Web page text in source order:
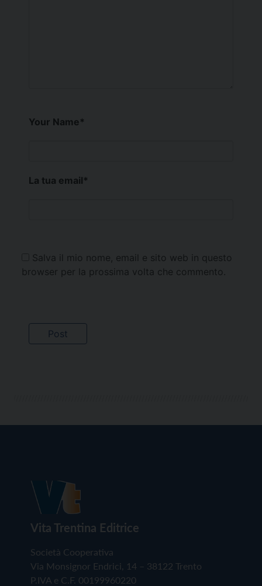
Your Name*
La tua email*
Salva il mio nome, email e sito web in questo
browser per la prossima volta che commento.
Vita Trentina Editrice
Società Cooperativa
Via Monsignor Endrici, 14 – 38122 Trento
P.IVA e C.F. 00199960220